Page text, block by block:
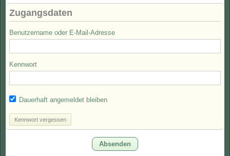
Zugangsdaten
Benutzername oder E-Mail-Adresse
Kennwort
Dauerhaft angemeldet bleiben
Kennwort vergessen